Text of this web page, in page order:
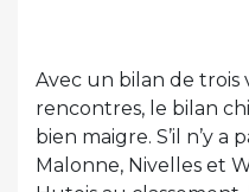
Avec un bilan de trois
rencontres, le bilan
bien maigre. S’il n’y
Malonne, Nivelles et